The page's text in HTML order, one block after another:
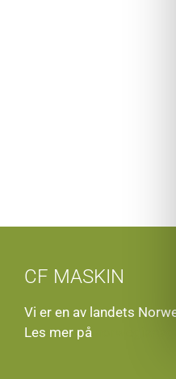
CF MASKIN
Vi er en av landets
Les mer på